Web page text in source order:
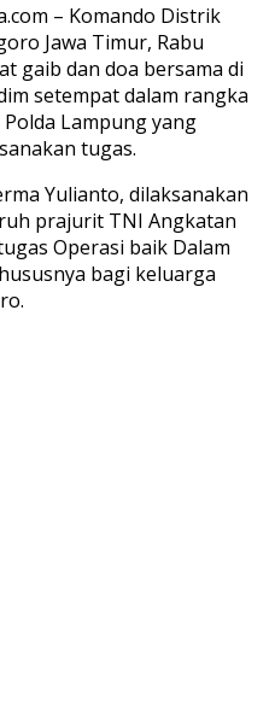
– Komando Distrik
Jawa Timur, Rabu
gaib dan doa bersama di
setempat dalam rangka
Lampung yang
tugas.
Yulianto, dilaksanakan
prajurit TNI Angkatan
Operasi baik Dalam
bagi keluarga